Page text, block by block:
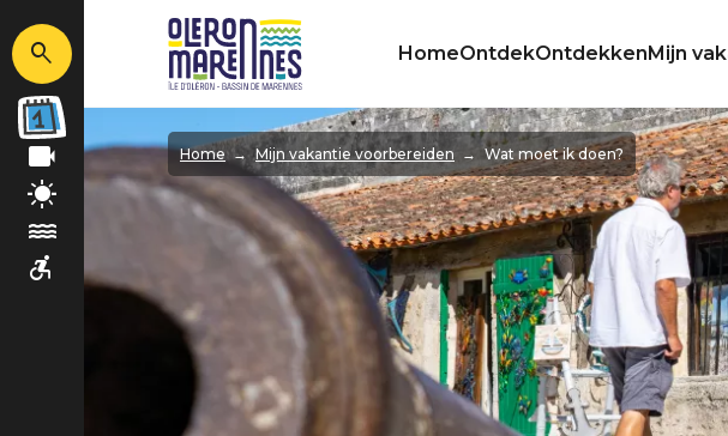
HomeOntdekOntdekkenMijn
Home Mijn vakantie voorbereiden Wat moet ik doen?